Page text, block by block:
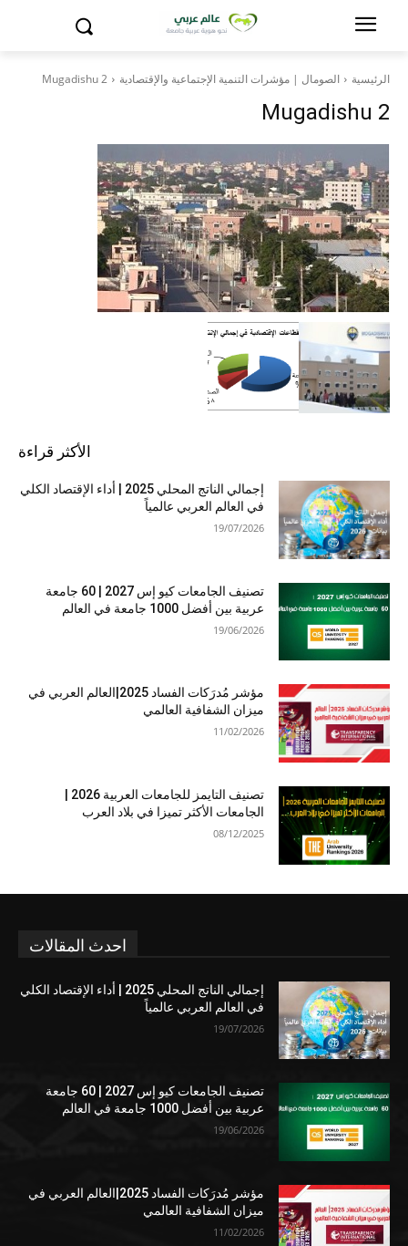
الرئيسية الصومال | مؤشرات التنمية الإجتماعية والإقتصادية Mugadishu 2
Mugadishu 2
الأكثر قراءة
إجمالي الناتج المحلي 2025 | أداء الإقتصاد الكلي
في العالم العربي عالمياً
19/07/2026
تصنيف الجامعات كيو إس 2027 | 60 جامعة
عربية بين أفضل 1000 جامعة في العالم
19/06/2026
مؤشر مُدرَكات الفساد 2025|العالم العربي في
ميزان الشفافية العالمي
11/02/2026
الجامعات الأكثر تميزا في بلاد العرب
08/12/2025
احدث المقالات
إجمالي الناتج المحلي 2025 | أداء الإقتصاد الكلي
في العالم العربي عالمياً
19/07/2026
تصنيف الجامعات كيو إس 2027 | 60 جامعة
عربية بين أفضل 1000 جامعة في العالم
19/06/2026
مؤشر مُدرَكات الفساد 2025|العالم العربي في
ميزان الشفافية العالمي
11/02/2026